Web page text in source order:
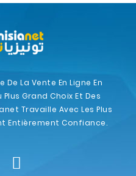
La Vente En Ligne En
Grand Choix Et Des
Travaille Avec Les Plus
Entièrement Confiance.